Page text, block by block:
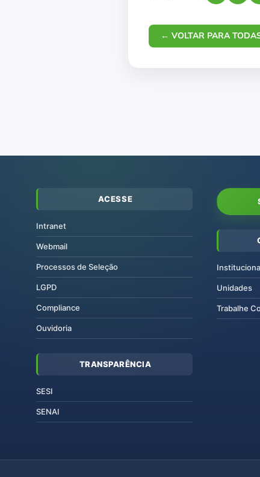
← VOLTAR PARA
ACESSE
Intranet
Webmail
Processos de Seleção
LGPD
Compliance
Ouvidoria
TRANSPARÊNCIA
SESI
SENAI
Unidades
Trabalhe